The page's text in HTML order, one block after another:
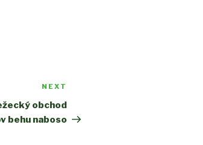
NEXT
obchod
behu naboso